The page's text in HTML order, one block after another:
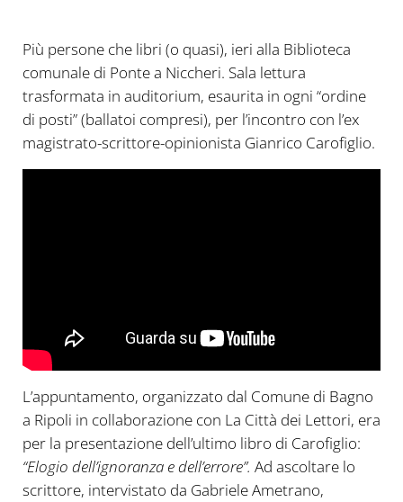
Più persone che libri (o quasi), ieri alla Biblioteca
comunale di Ponte a Niccheri. Sala lettura
trasformata in auditorium, esaurita in ogni “ordine
di posti” (ballatoi compresi), per l’incontro con l’ex
magistrato-scrittore-opinionista Gianrico Carofiglio.
L’appuntamento, organizzato dal Comune di Bagno
a Ripoli in collaborazione con La Città dei Lettori, era
per la presentazione dell’ultimo libro di Carofiglio:
“Elogio dell’ignoranza e dell’errore”. Ad ascoltare lo
scrittore, intervistato da Gabriele Ametrano,